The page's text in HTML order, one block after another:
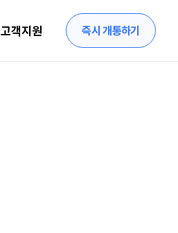
고객지원 즉시 개통하기